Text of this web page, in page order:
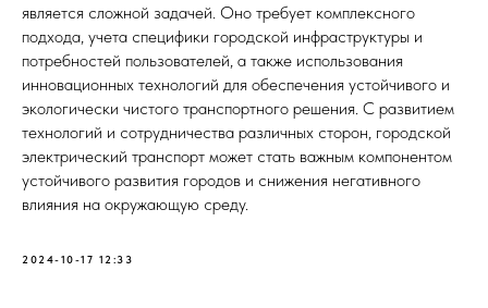
является сложной задачей. Оно требует комплексного
подхода, учета специфики городской инфраструктуры и
потребностей пользователей, а также использования
инновационных технологий для обеспечения устойчивого и
экологически чистого транспортного решения. С развитием
технологий и сотрудничества различных сторон, городской
электрический транспорт может стать важным компонентом
устойчивого развития городов и снижения негативного
влияния на окружающую среду.
2024-10-17 12:33